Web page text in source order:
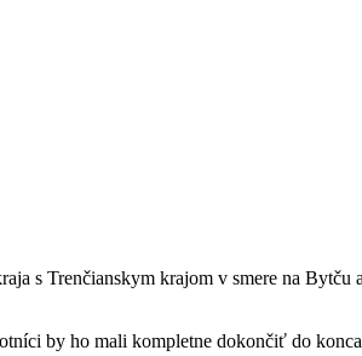
s Trenčianskym krajom v smere na Bytču
by ho mali kompletne dokončiť do